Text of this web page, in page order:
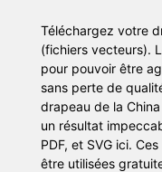
Téléchargez votre
(fichiers vecteurs).
pour pouvoir être
sans perte de
drapeau de la
un résultat
PDF, et SVG ici.
être utilisées